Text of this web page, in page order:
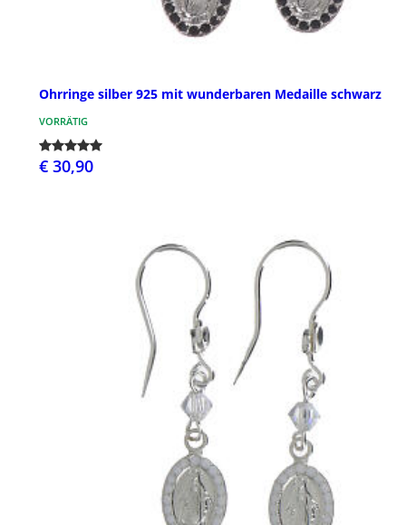
Ohrringe silber 925 mit wunderbaren Medaille schwarz
VORRÄTIG
€ 30,90